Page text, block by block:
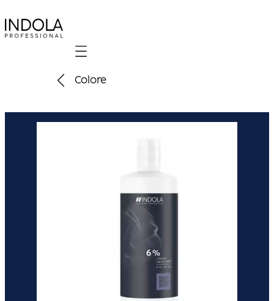
Mobile navigation
Colore